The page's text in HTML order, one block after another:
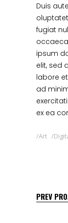
Duis
fugiat
ipsum
elit, sed
labore
ad
ex ea
Art
PREV